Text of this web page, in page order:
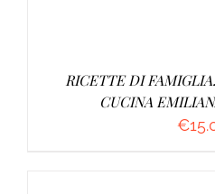
RICETTE DI
CUCINA
€